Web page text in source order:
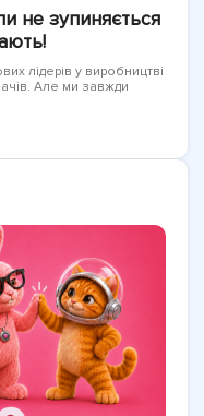
не зупиняється
лідерів у виробництві
Але ми завжди